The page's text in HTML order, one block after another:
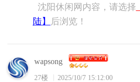
沈阳休闲网内容，请选择
陆】
后浏览！
wapsong
27楼 2025/10/7 15:12:00